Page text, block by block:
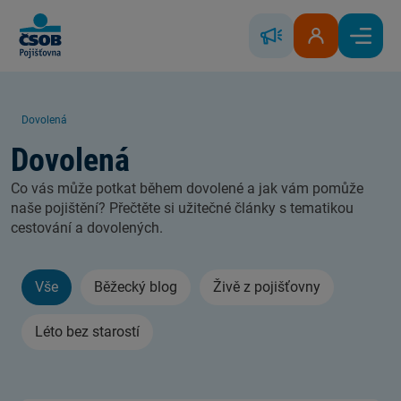
Skip to Main Content
Řešení škodyKlientská zóna
Hlavní
Dovolená
Dovolená
Co vás může potkat během dovolené a jak vám pomůže
naše pojištění? Přečtěte si užitečné články s tematikou
cestování a dovolených.
Vše Běžecký blog Živě z pojišťovny
Léto bez starostí